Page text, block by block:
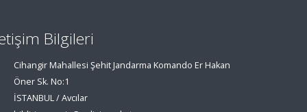
Bilgileri
Cihangir Mahallesi Şehit Jandarma Komando Er Hakan
Öner Sk. No:1
İSTANBUL / Avcılar